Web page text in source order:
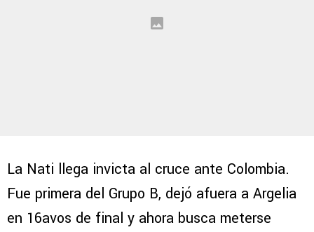
La Nati llega invicta al cruce ante Colombia.
Fue primera del Grupo B, dejó afuera a Argelia
en 16avos de final y ahora busca meterse